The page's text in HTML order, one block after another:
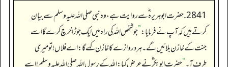
2841. حضرت ابو ہریرہ ؓسے روایت ہے، وہ نبی صلی اللہ علیہ وسلم سے بیان
کرتے ہیں کہ آپ نے فرمایا:”جو شخص اللہ کی راہ میں ایک جوڑا خرچ کرے گااسے
جنت کے خازن بلائیں گے۔ ہردروازے کا خازن کہے گا: اے فلاں!تو میری